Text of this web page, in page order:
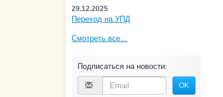
29.12.2025
Переход на УПД
Смотреть все...
Подписаться на новости:
OK